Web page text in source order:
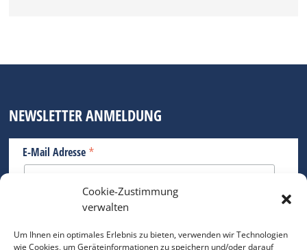
Cookie-Zustimmung
verwalten
Um Ihnen ein optimales Erlebnis zu bieten, verwenden wir Technologien
wie Cookies, um Geräteinformationen zu speichern und/oder darauf
NEWSLETTER ANMELDUNG
E-Mail Adresse *
Bitte geben Sie Ihre E-Mail Adresse ein.
*